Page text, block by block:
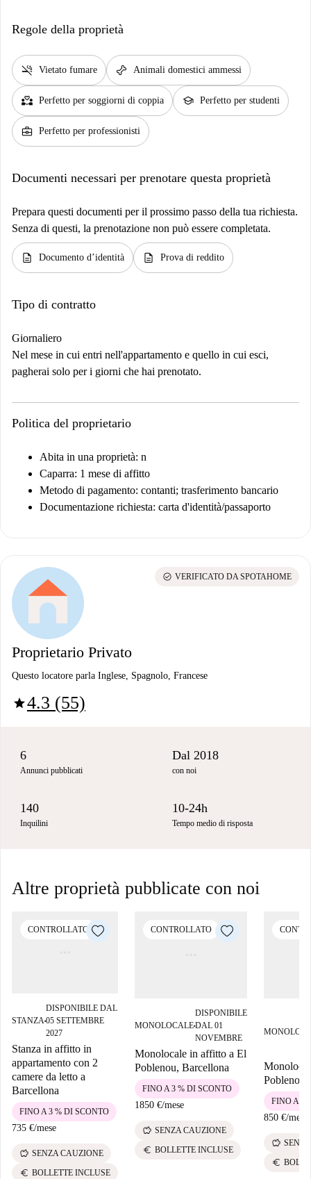
Regole della proprietà
smoke_free Vietato fumare pet_supplies Animali domestici ammessi
partner_heart Perfetto per soggiorni di coppia school Perfetto per studenti
business_center Perfetto per professionisti
Documenti necessari per prenotare questa proprietà
Prepara questi documenti per il prossimo passo della tua richiesta.
Senza di questi, la prenotazione non può essere completata.
description Documento d’identità description Prova di reddito
Tipo di contratto
Giornaliero
Nel mese in cui entri nell'appartamento e quello in cui esci,
pagherai solo per i giorni che hai prenotato.
Politica del proprietario
Abita in una proprietà: n
Caparra: 1 mese di affitto
Metodo di pagamento: contanti; trasferimento bancario
Documentazione richiesta: carta d'identità/passaporto
Proprietario Privato
Questo locatore parla Inglese, Spagnolo, Francese
star4.3 (55)
check_circle VERIFICATO DA SPOTAHOME
6
Annunci pubblicati
Dal 2018
con noi
140
Inquilini
10-24h
Tempo medio di risposta
Altre proprietà pubblicate con noi
CONTROLLATO
STANZA■
DISPONIBILE DAL
05 SETTEMBRE
2027
Stanza in affitto in
appartamento con 2
camere da letto a
Barcellona
735 €/mese
FINO A 3 % DI SCONTO
savings SENZA CAUZIONE
euro BOLLETTE INCLUSE
CONTROLLATO
MONOLOCALE■
DISPONIBILE
DAL 01
NOVEMBRE
Monolocale in affitto a El
Poblenou, Barcellona
1850 €/mese
FINO A 3 % DI SCONTO
savings SENZA CAUZIONE
euro BOLLETTE INCLUSE
850 €/mese
FINO A 3
savings
euro